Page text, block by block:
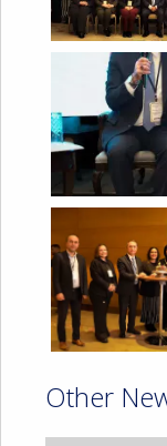
Other